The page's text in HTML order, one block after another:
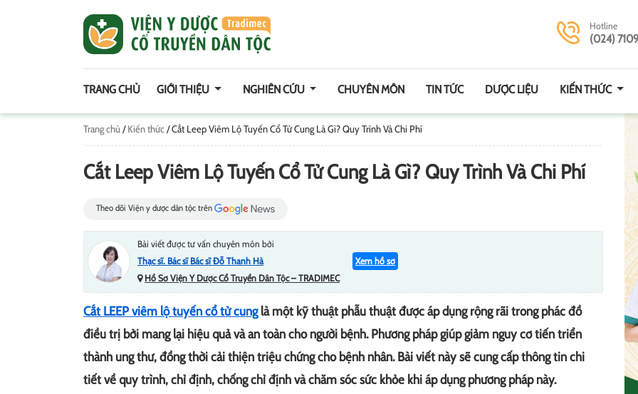
Hotline
(024)
TRANG CHỦ GIỚI THIỆU NGHIÊN CỨU CHUYÊN MÔN TIN TỨC DƯỢC LIỆU KIẾN THỨC
Trang chủ /Kiến thức/Cắt Leep Viêm Lộ Tuyến Cổ Tử Cung Là Gì? Quy Trình Và Chi Phí
Cắt Leep Viêm Lộ Tuyến Cổ Tử Cung Là Gì? Quy Trình Và Chi Phí
Theo dõi Viện y dược dân tộc trên
Bài viết được tư vấn chuyên môn bởi
Thạc sĩ. Bác sĩ Bác sĩ Đỗ Thanh Hà
Hồ Sơ Viện Y Dược Cổ Truyền Dân Tộc – TRADIMEC
Xem hồ sơ
Cắt LEEP viêm lộ tuyến cổ tử cunglà một kỹ thuật phẫu thuật được áp dụng rộng rãi trong phác đồ
điều trị bởi mang lại hiệu quả và an toàn cho người bệnh. Phương pháp giúp giảm nguy cơ tiến triển
thành ung thư, đồng thời cải thiện triệu chứng cho bệnh nhân. Bài viết này sẽ cung cấp thông tin chi
tiết về quy trình, chỉ định, chống chỉ định và chăm sóc sức khỏe khi áp dụng phương pháp này.